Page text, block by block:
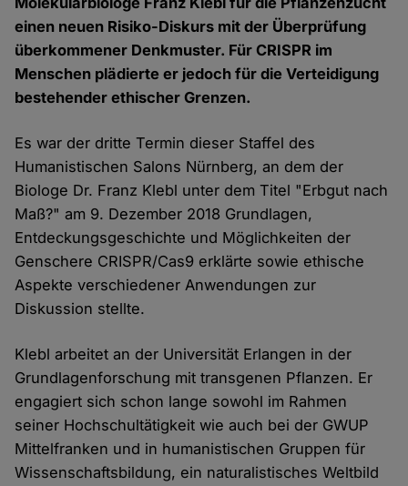
einen neuen Risiko-Diskurs mit der Überprüfung
überkommener Denkmuster. Für CRISPR im
Menschen plädierte er jedoch für die Verteidigung
bestehender ethischer Grenzen.
Es war der dritte Termin dieser Staffel des
Humanistischen Salons Nürnberg, an dem der
Biologe Dr. Franz Klebl unter dem Titel "Erbgut nach
Maß?" am 9. Dezember 2018 Grundlagen,
Entdeckungsgeschichte und Möglichkeiten der
Genschere CRISPR/Cas9 erklärte sowie ethische
Aspekte verschiedener Anwendungen zur
Diskussion stellte.
Klebl arbeitet an der Universität Erlangen in der
Grundlagenforschung mit transgenen Pflanzen. Er
engagiert sich schon lange sowohl im Rahmen
seiner Hochschultätigkeit wie auch bei der GWUP
Mittelfranken und in humanistischen Gruppen für
Wissenschaftsbildung, ein naturalistisches Weltbild